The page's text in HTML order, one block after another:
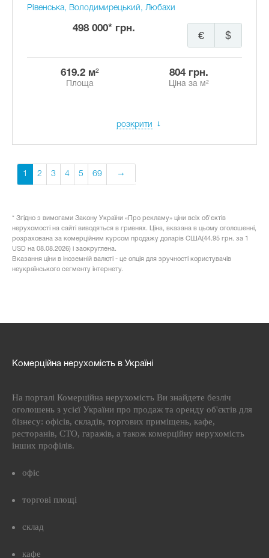
Рівенська, Володимирецький, Любахи
498 000* грн.
$
€
619.2 м²
Площа
804 грн.
Ціна за м²
розкрити
1 2 3 4 5 69
* Згідно з вимогами Закону України «Про рекламу» ціни всіх об'єктів
нерухомості на сайті виводяться в гривнях. Ціна, вказана в цьому оголошенні,
розрахована за комерційним курсом продажу доларів США(44.95 грн. за 1
USD на 08.08.2026) і заокруглена.
Вказання ціни в іноземній валюті - це опція для зручності користувачів
неукраїнського сегменту інтернету.
Комерційна нерухомість в Україні
На порталі Комерційна нерухомість Ви знайдете безліч
оголошень з усієї України про продаж та оренду об'єктів для
бізнесу: офісів, складів, торгових приміщень, кафе,
ресторанів, СТО, гаражів, а також комерційну нерухомість
інших профілів.
офіс
торгові площі
склад
кафе